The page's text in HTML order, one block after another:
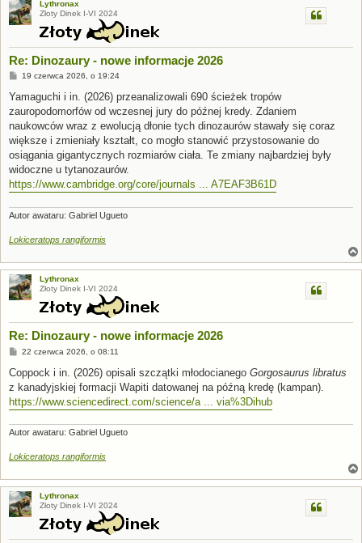
Lythronax
Złoty Dinek I-VI 2024
Re: Dinozaury - nowe informacje 2026
P
s
19 czerwca 2026, o 19:24
Yamaguchi i in. (2026) przeanalizowali 690 ścieżek tropów
zauropodomorfów od wczesnej jury do późnej kredy. Zdaniem
naukowców wraz z ewolucją dłonie tych dinozaurów stawały się coraz
większe i zmieniały kształt, co mogło stanowić przystosowanie do
osiągania gigantycznych rozmiarów ciała. Te zmiany najbardziej były
widoczne u tytanozaurów.
https://www.cambridge.org/core/journals ... A7EAF3B61D
Autor awataru: Gabriel Ugueto
Lokiceratops rangiformis
Lythronax
Złoty Dinek I-VI 2024
Re: Dinozaury - nowe informacje 2026
P
s
22 czerwca 2026, o 08:11
Coppock i in. (2026) opisali szczątki młodocianego Gorgosaurus libratus
z kanadyjskiej formacji Wapiti datowanej na późną kredę (kampan).
https://www.sciencedirect.com/science/a ... via%3Dihub
Autor awataru: Gabriel Ugueto
Lokiceratops rangiformis
Lythronax
Złoty Dinek I-VI 2024